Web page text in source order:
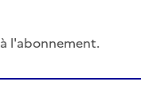
l'abonnement.